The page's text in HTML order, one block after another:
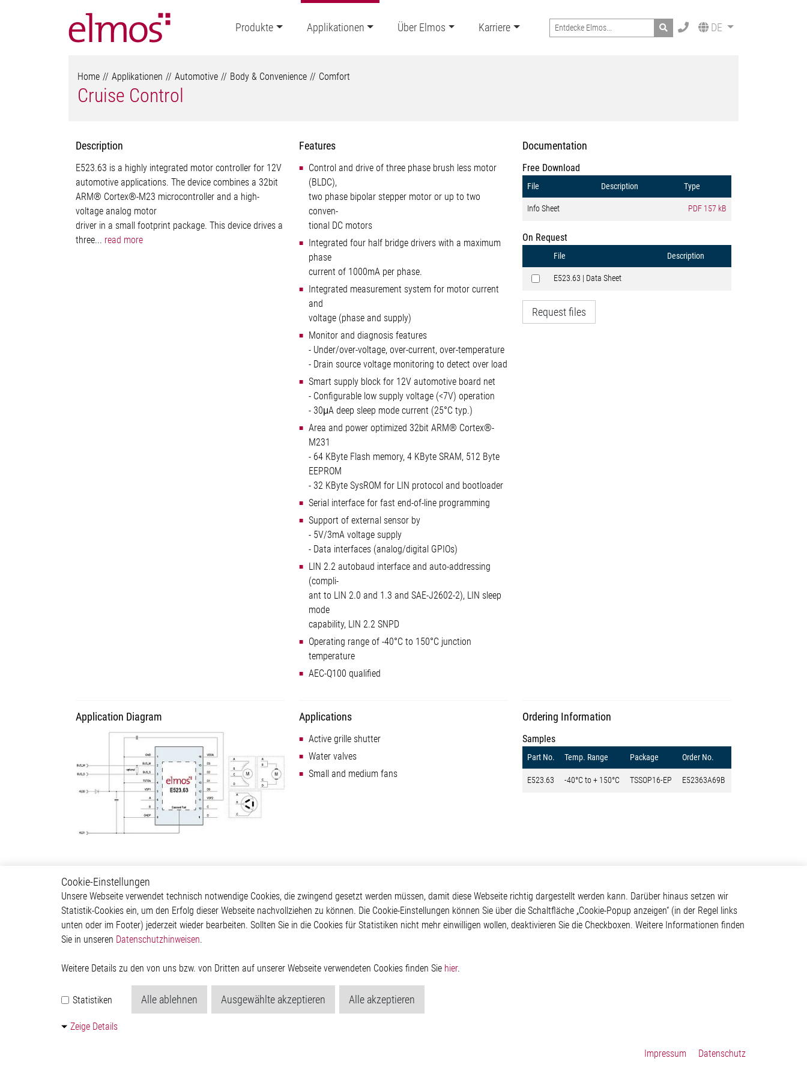
Produkte Applikationen Über Elmos Karriere Search DE
Home Applikationen Automotive Body & Convenience Comfort
Cruise Control
Description
E523.63 is a highly integrated motor controller for 12V
automotive applications. The device combines a 32bit
ARM® Cortex®-M23 microcontroller and a high-
voltage analog motor
driver in a small footprint package. This device drives a
three... read more
Features
Control and drive of three phase brush less motor
(BLDC),
two phase bipolar stepper motor or up to two
conven-
tional DC motors
Integrated four half bridge drivers with a maximum
phase
current of 1000mA per phase.
Integrated measurement system for motor current
and
voltage (phase and supply)
Monitor and diagnosis features
- Under/over-voltage, over-current, over-temperature
- Drain source voltage monitoring to detect over load
Smart supply block for 12V automotive board net
- Configurable low supply voltage (<7V) operation
- 30μA deep sleep mode current (25°C typ.)
Area and power optimized 32bit ARM® Cortex®-
M231
- 64 KByte Flash memory, 4 KByte SRAM, 512 Byte
EEPROM
- 32 KByte SysROM for LIN protocol and bootloader
Serial interface for fast end-of-line programming
Support of external sensor by
- 5V/3mA voltage supply
- Data interfaces (analog/digital GPIOs)
LIN 2.2 autobaud interface and auto-addressing
(compli-
ant to LIN 2.0 and 1.3 and SAE-J2602-2), LIN sleep
mode
capability, LIN 2.2 SNPD
Operating range of -40°C to 150°C junction
temperature
AEC-Q100 qualified
Documentation
Free Download
File Description Type
Info Sheet PDF 157 kB
On Request
File Description
E523.63 | Data Sheet
Request files
Application Diagram Applications
Active grille shutter
Water valves
Small and medium fans
Ordering Information
Samples
Part No. Temp. Range Package Order No.
E523.63 -40°C to + 150°C TSSOP16-EP E52363A69B
Body & Convenience
Actuator
Comfort
HVAC System
Power Supply
Automotive
ADAS & Safety
Body & Convenience
Powertrain
Über Elmos
Unternehmen
Investor
Weitere Links
Glossar
Kontakt
Kontakt
Elmos Semiconductor SE
Werkstättenstraße 18
Cookie-Einstellungen
Unsere Webseite verwendet technisch notwendige Cookies, die zwingend gesetzt werden müssen, damit diese Webseite richtig dargestellt werden kann. Darüber hinaus setzen wir
Statistik-Cookies ein, um den Erfolg dieser Webseite nachvollziehen zu können. Die Cookie-Einstellungen können Sie über die Schaltfläche „Cookie-Popup anzeigen“ (in der Regel links
unten oder im Footer) jederzeit wieder bearbeiten. Sollten Sie in die Cookies für Statistiken nicht mehr einwilligen wollen, deaktivieren Sie die Checkboxen. Weitere Informationen finden
Sie in unseren Datenschutzhinweisen.
Weitere Details zu den von uns bzw. von Dritten auf unserer Webseite verwendeten Cookies finden Sie hier.
Statistiken Alle ablehnen Ausgewählte akzeptieren Alle akzeptieren
Zeige Details
Impressum Datenschutz